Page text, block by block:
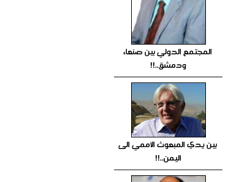
المجتمع الدولي بين صنعاء
ودمشق..!!
بين يدي المبعوث الأممي الى
اليمن..!!